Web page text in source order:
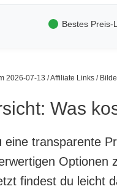
Bestes Preis-
2026-07-13 / Affiliate Links /
Was
eine transparente
Optionen
findest du leicht